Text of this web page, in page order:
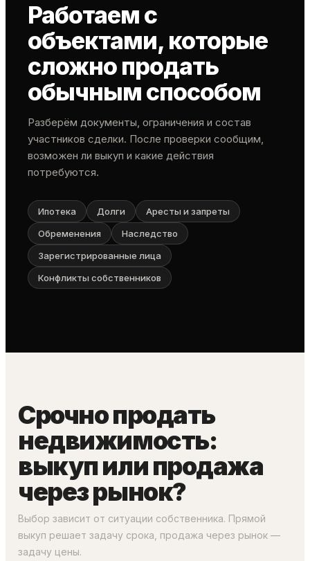
Работаем с
объектами, которые
сложно продать
обычным способом
Разберём документы, ограничения и состав
участников сделки. После проверки сообщим,
возможен ли выкуп и какие действия
потребуются.
Ипотека Долги
Аресты и запреты
Обременения
Наследство
Зарегистрированные лица
Конфликты собственников
Срочно продать
недвижимость:
выкуп или продажа
через рынок?
Выбор зависит от ситуации собственника. Прямой
выкуп решает задачу срока, продажа через рынок —
задачу цены.